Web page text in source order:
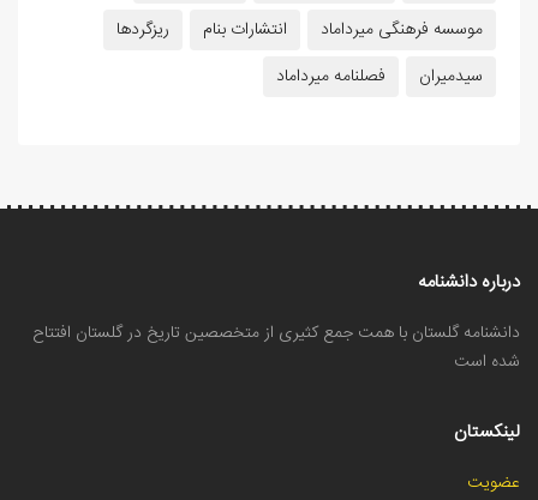
موسسه فرهنگی میرداماد
انتشارات بنام
ریزگردها
سیدمیران
فصلنامه میرداماد
درباره دانشنامه
دانشنامه گلستان با همت جمع کثیری از متخصصین تاریخ در گلستان افتتاح
شده است
لینکستان
عضویت